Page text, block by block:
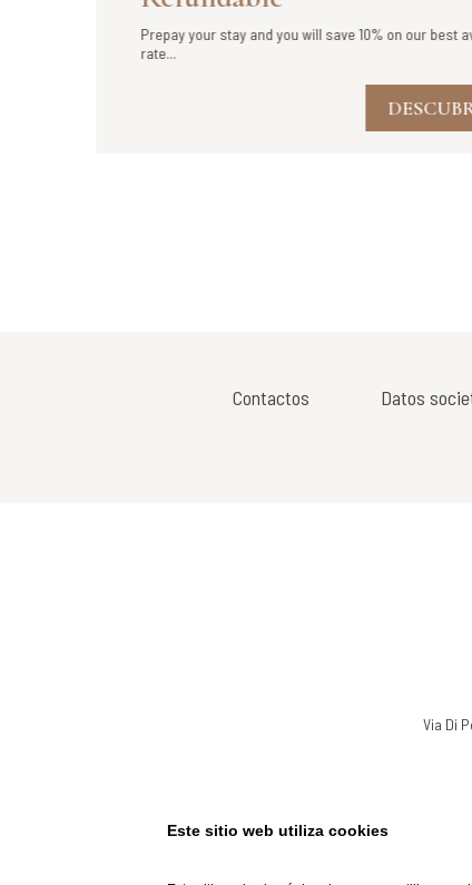
Prepay your stay and you will save 10% on our best
rate...
Contactos Datos
Via Di
Este sitio web utiliza cookies